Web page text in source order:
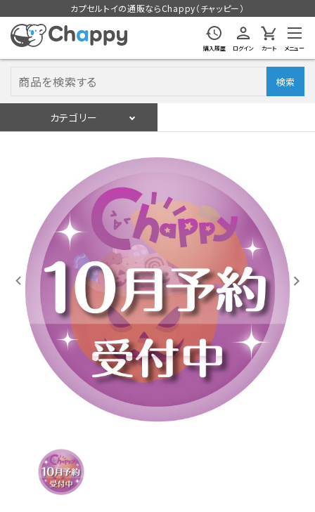
カプセルトイの通販ならChappy（チャッピー）
購入履歴 ログイン カート メニュー
検索
カテゴリー
入荷スケジュールをチェック
カプセルトイマシン本体
カプセルトイ
販促用空カプセル
レンタル
景品・玩具・文具
販促用カプセルトイ